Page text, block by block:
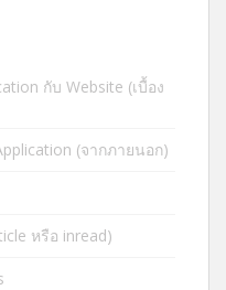
กับ Website (เบื้อง
(จากภายนอก)
หรือ inread)